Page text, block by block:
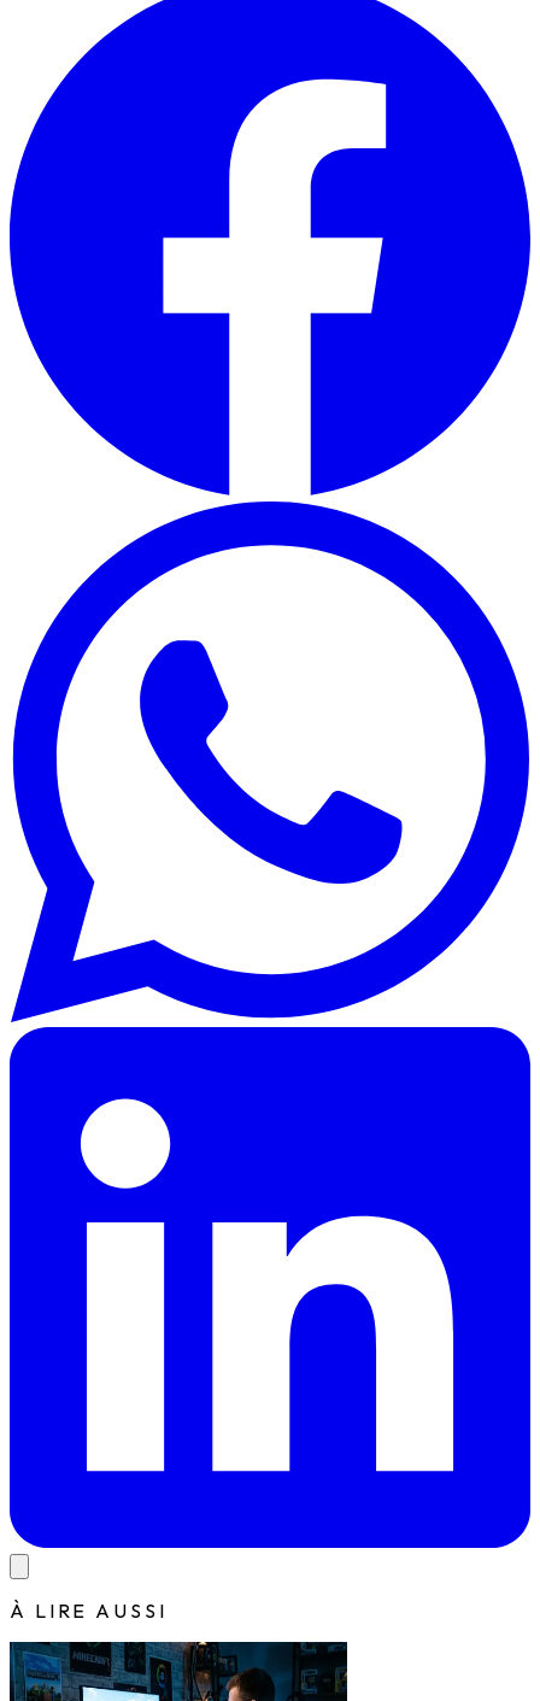
À LIRE AUSSI